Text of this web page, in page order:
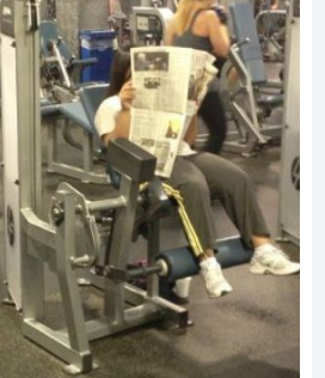
uwielbiają czytać podczas
darują sobie to drugie.